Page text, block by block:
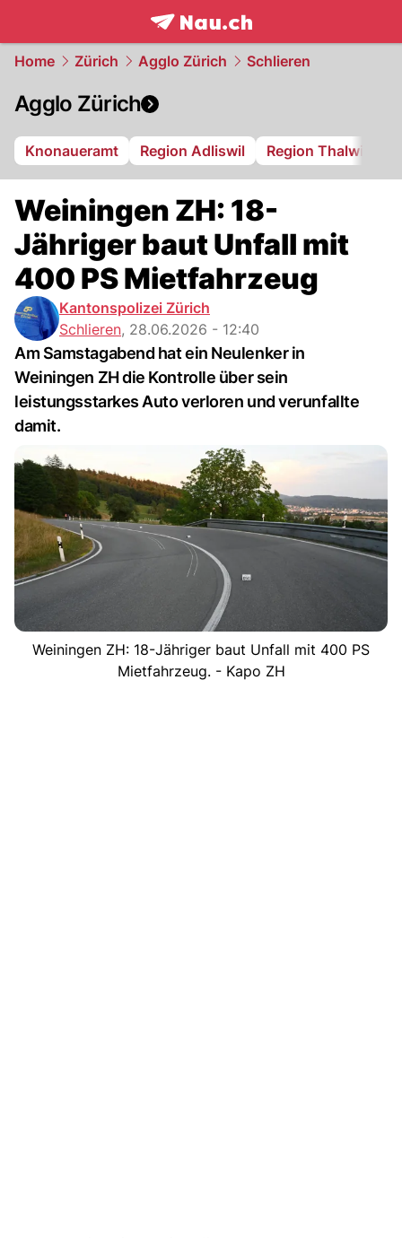
frontpage.NAU.ch
Home Zürich Agglo Zürich Schlieren
Agglo Zürich
Knonaueramt Region Adliswil Region Thalwil
Weiningen ZH: 18-
Jähriger baut Unfall mit
400 PS Mietfahrzeug
Kantonspolizei Zürich
Schlieren, 28.06.2026 - 12:40
Am Samstagabend hat ein Neulenker in
Weiningen ZH die Kontrolle über sein
leistungsstarkes Auto verloren und verunfallte
damit.
Weiningen ZH: 18-Jähriger baut Unfall mit 400 PS
Mietfahrzeug. - Kapo ZH